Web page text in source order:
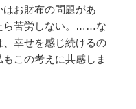
お財布の問題があ
ら苦労しない。……な
幸せを感じ続けるの
この考えに共感しま